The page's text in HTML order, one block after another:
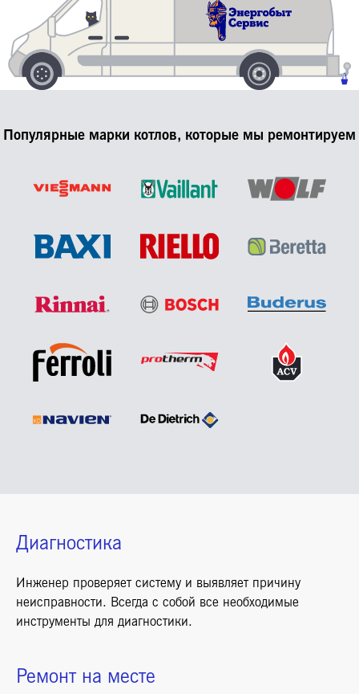
Популярные марки котлов, которые мы ремонтируем
Диагностика
Инженер проверяет систему и выявляет причину
неисправности. Всегда с собой все необходимые
инструменты для диагностики.
Ремонт на месте